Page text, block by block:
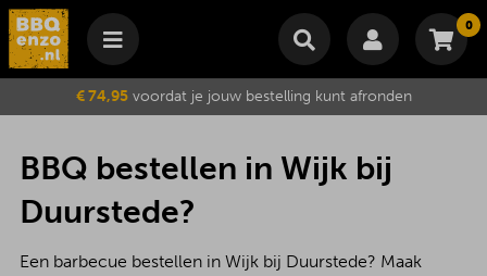
0
Winkelmand
Je winkelwagen is momenteel leeg.
Subtotaal €
Wijzig winkelmand Bestellen
€ 74,95voordat je jouw bestelling kunt afronden
BBQ bestellen in Wijk bij
Duurstede?
Een barbecue bestellen in Wijk bij Duurstede? Maak